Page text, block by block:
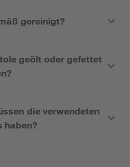
gereinigt?
geölt oder gefettet
die verwendeten
haben?